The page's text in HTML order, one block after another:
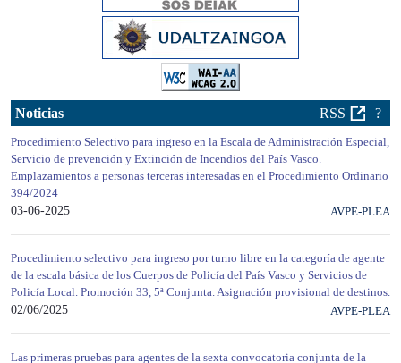
Noticias RSS ?
Procedimiento Selectivo para ingreso en la Escala de Administración Especial,
Servicio de prevención y Extinción de Incendios del País Vasco.
Emplazamientos a personas terceras interesadas en el Procedimiento Ordinario
394/2024
03-06-2025
AVPE-PLEA
Procedimiento selectivo para ingreso por turno libre en la categoría de agente
de la escala básica de los Cuerpos de Policía del País Vasco y Servicios de
Policía Local. Promoción 33, 5ª Conjunta. Asignación provisional de destinos.
02/06/2025
AVPE-PLEA
Las primeras pruebas para agentes de la sexta convocatoria conjunta de la